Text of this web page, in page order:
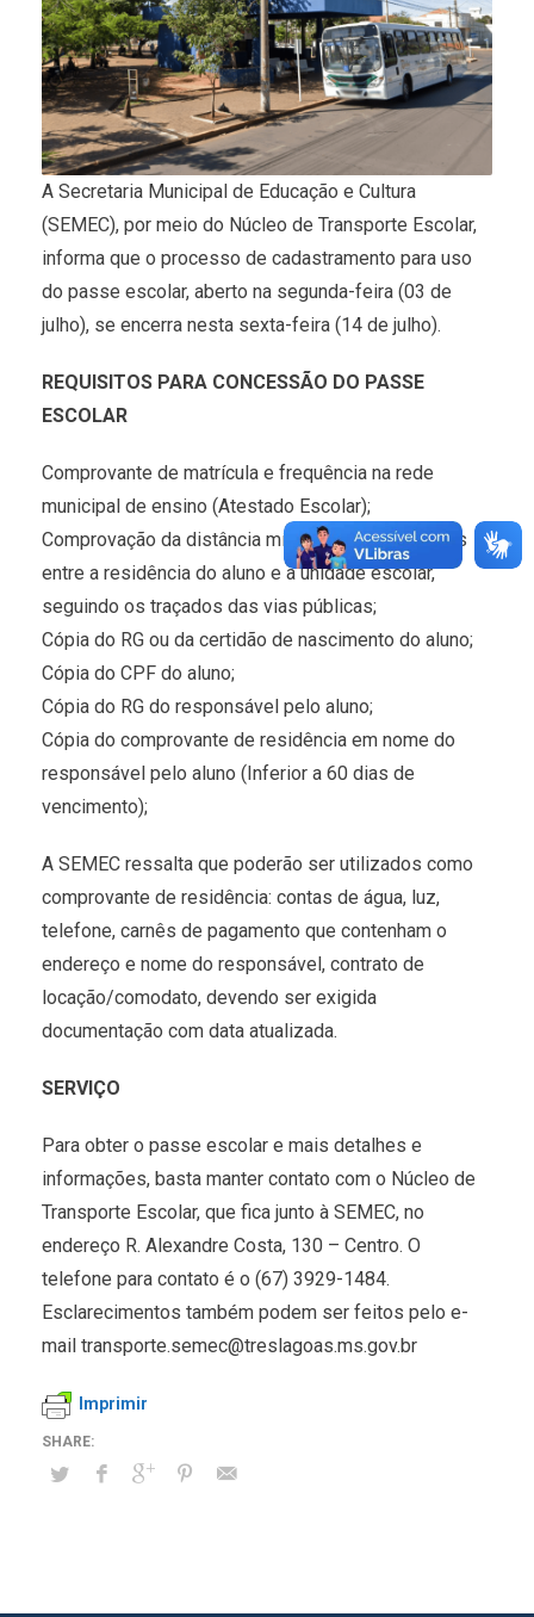
A Secretaria Municipal de Educação e Cultura
(SEMEC), por meio do Núcleo de Transporte Escolar,
informa que o processo de cadastramento para uso
do passe escolar, aberto na segunda-feira (03 de
julho), se encerra nesta sexta-feira (14 de julho).
REQUISITOS PARA CONCESSÃO DO PASSE
ESCOLAR
Comprovante de matrícula e frequência na rede
municipal de ensino (Atestado Escolar);
Comprovação da distância mínima de 2.000 metros
entre a residência do aluno e a unidade escolar,
seguindo os traçados das vias públicas;
Cópia do RG ou da certidão de nascimento do aluno;
Cópia do CPF do aluno;
Cópia do RG do responsável pelo aluno;
Cópia do comprovante de residência em nome do
responsável pelo aluno (Inferior a 60 dias de
vencimento);
A SEMEC ressalta que poderão ser utilizados como
comprovante de residência: contas de água, luz,
telefone, carnês de pagamento que contenham o
endereço e nome do responsável, contrato de
locação/comodato, devendo ser exigida
documentação com data atualizada.
SERVIÇO
Para obter o passe escolar e mais detalhes e
informações, basta manter contato com o Núcleo de
Transporte Escolar, que fica junto à SEMEC, no
endereço R. Alexandre Costa, 130 – Centro. O
telefone para contato é o (67) 3929-1484.
Esclarecimentos também podem ser feitos pelo e-
mail transporte.semec@treslagoas.ms.gov.br
Imprimir